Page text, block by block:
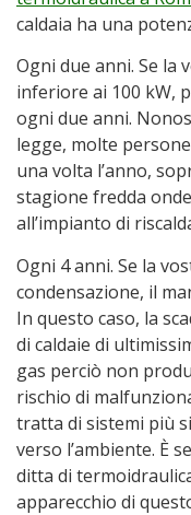
caldaia ha una
Ogni due anni. Se la
inferiore ai 100 kW,
ogni due anni.
legge, molte
una volta l’anno,
stagione fredda
all’impianto di
Ogni 4 anni. Se la
condensazione, il
In questo caso, la
di caldaie di
gas perciò non
rischio di
tratta di sistemi più
verso l’ambiente. È
ditta di
apparecchio di